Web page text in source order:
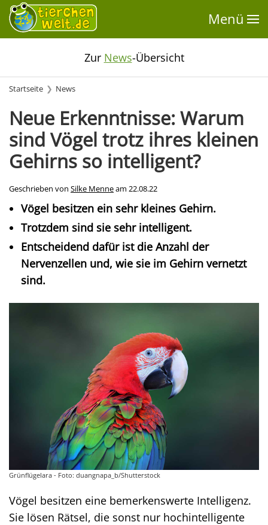
Menü
Zur News-Übersicht
Startseite News
Neue Erkenntnisse: Warum
sind Vögel trotz ihres kleinen
Gehirns so intelligent?
Geschrieben von Silke Menneam 22.08.22
Vögel besitzen ein sehr kleines Gehirn.
Trotzdem sind sie sehr intelligent.
Entscheidend dafür ist die Anzahl der
Nervenzellen und, wie sie im Gehirn vernetzt
sind.
Grünflügelara - Foto: duangnapa_b/Shutterstock
Vögel besitzen eine bemerkenswerte Intelligenz.
Sie lösen Rätsel, die sonst nur hochintelligente